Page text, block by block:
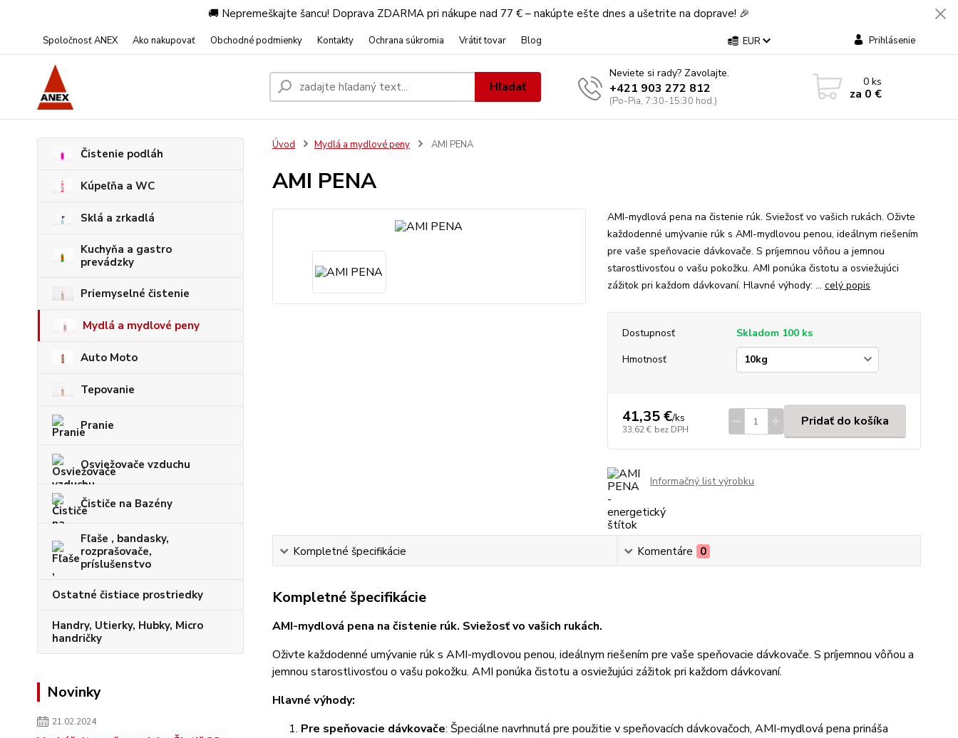
🚚 Nepremeškajte šancu! Doprava ZDARMA pri nákupe nad 77 € – nakúpte ešte dnes a ušetrite na doprave! 🎉
Spoločnosť ANEX Ako nakupovať Obchodné podmienky Kontakty Ochrana súkromia Vrátiť tovar Blog EUR Prihlásenie
Hľadať
Neviete si rady? Zavolajte.
+421 903 272 812
(Po-Pia, 7:30-15:30 hod.)
0ks
za 0 €
Čistenie podláh
Kúpeľňa a WC
Sklá a zrkadlá
Kuchyňa a gastro
prevádzky
Priemyselné čistenie
Mydlá a mydlové peny
Auto Moto
Tepovanie
Pranie
Osviežovače vzduchu
Čističe na Bazény
Fľaše , bandasky,
rozprašovače,
príslušenstvo
Ostatné čistiace prostriedky
Handry, Utierky, Hubky, Micro
handričky
Novinky
21.02.2024
Úvod Mydlá a mydlové peny AMI PENA
AMI PENA
AMI-mydlová pena na čistenie rúk. Sviežosť vo vašich rukách. Oživte
každodenné umývanie rúk s AMI-mydlovou penou, ideálnym riešením
pre vaše speňovacie dávkovače. S príjemnou vôňou a jemnou
starostlivosťou o vašu pokožku. AMI ponúka čistotu a osviežujúci
zážitok pri každom dávkovaní. Hlavné výhody: ... celý popis
Dostupnosť
Skladom 100 ks
Hmotnosť
41,35 €/ks
33,62 € bez DPH
Pridať do košíka
Informačný list výrobku
Kompletné špecifikácie Komentáre 0
Kompletné špecifikácie
AMI-mydlová pena na čistenie rúk. Sviežosť vo vašich rukách.
Oživte každodenné umývanie rúk s AMI-mydlovou penou, ideálnym riešením pre vaše speňovacie dávkovače. S príjemnou vôňou a
jemnou starostlivosťou o vašu pokožku. AMI ponúka čistotu a osviežujúci zážitok pri každom dávkovaní.
Hlavné výhody:
Pre speňovacie dávkovače: Špeciálne navrhnutá pre použitie v speňovacích dávkovačoch, AMI-mydlová pena prináša